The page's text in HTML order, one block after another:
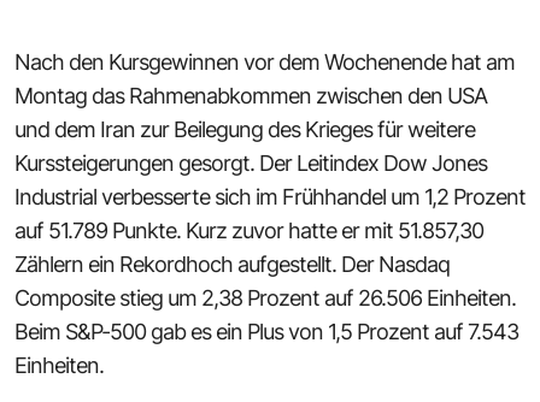
Nach den Kursgewinnen vor dem Wochenende hat am
Montag das Rahmenabkommen zwischen den USA
und dem Iran zur Beilegung des Krieges für weitere
Kurssteigerungen gesorgt. Der Leitindex Dow Jones
Industrial verbesserte sich im Frühhandel um 1,2 Prozent
auf 51.789 Punkte. Kurz zuvor hatte er mit 51.857,30
Zählern ein Rekordhoch aufgestellt. Der Nasdaq
Composite stieg um 2,38 Prozent auf 26.506 Einheiten.
Beim S&P-500 gab es ein Plus von 1,5 Prozent auf 7.543
Einheiten.